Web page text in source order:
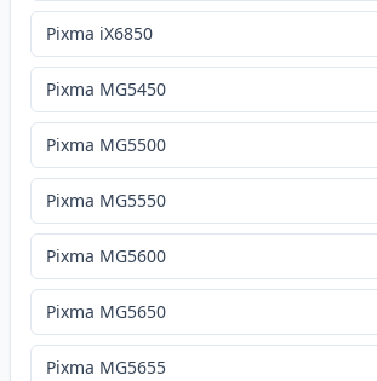
Pixma iX6850
Pixma MG5450
Pixma MG5500
Pixma MG5550
Pixma MG5600
Pixma MG5650
Pixma MG5655